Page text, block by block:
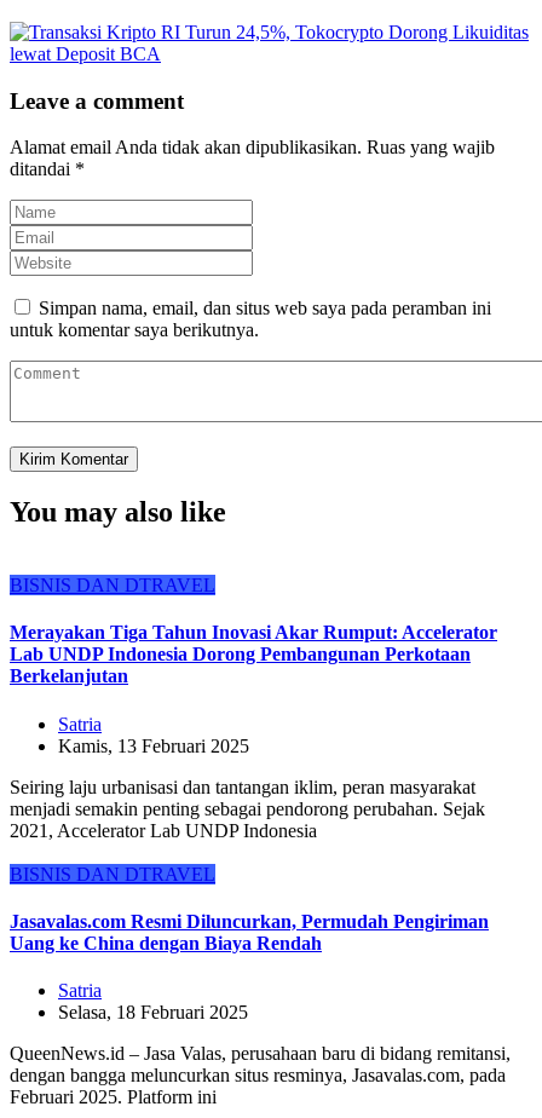
Leave a comment
Alamat email Anda tidak akan dipublikasikan. Ruas yang wajib
ditandai *
Simpan nama, email, dan situs web saya pada peramban ini
untuk komentar saya berikutnya.
You may also like
BISNIS DAN DTRAVEL
Merayakan Tiga Tahun Inovasi Akar Rumput: Accelerator
Lab UNDP Indonesia Dorong Pembangunan Perkotaan
Berkelanjutan
Satria
Kamis, 13 Februari 2025
Seiring laju urbanisasi dan tantangan iklim, peran masyarakat
menjadi semakin penting sebagai pendorong perubahan. Sejak
2021, Accelerator Lab UNDP Indonesia
BISNIS DAN DTRAVEL
Jasavalas.com Resmi Diluncurkan, Permudah Pengiriman
Uang ke China dengan Biaya Rendah
Satria
Selasa, 18 Februari 2025
QueenNews.id – Jasa Valas, perusahaan baru di bidang remitansi,
dengan bangga meluncurkan situs resminya, Jasavalas.com, pada
Februari 2025. Platform ini